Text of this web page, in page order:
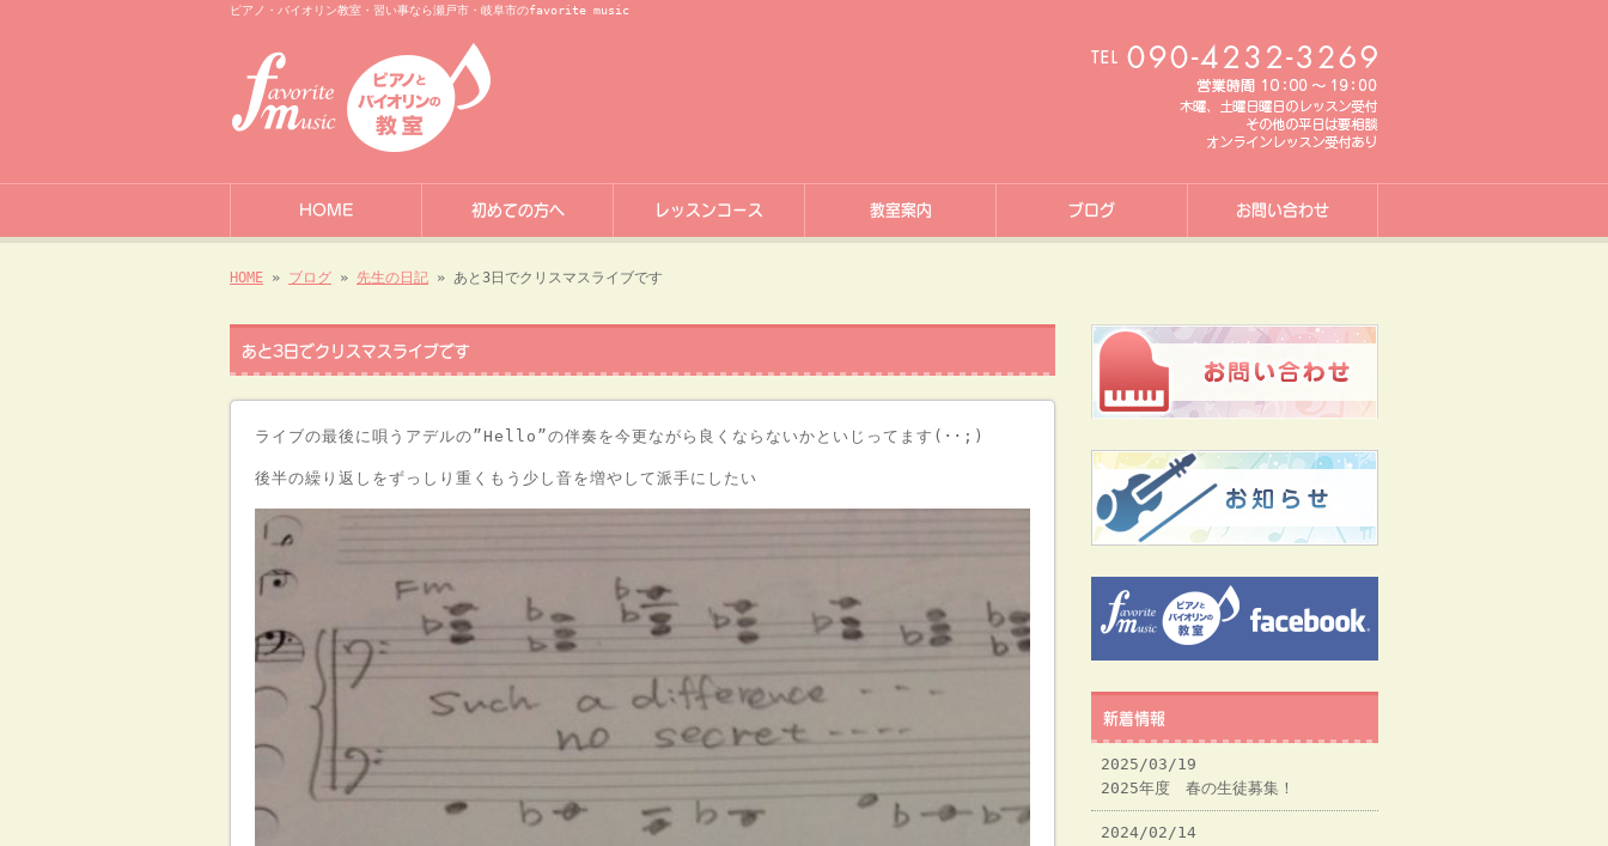
ピアノ・バイオリン教室・習い事なら瀬戸市・岐阜市のfavorite music
HOME 初めての方へ レッスンコース 教室案内 ブログ お問い合わせ
HOME » ブログ » 先生の日記 » あと3日でクリスマスライブです
あと3日でクリスマスライブです
ライブの最後に唄うアデルの”Hello”の伴奏を今更ながら良くならないかといじってます(･･;)
後半の繰り返しをずっしり重くもう少し音を増やして派手にしたい
新着情報
2025/03/19
2025年度 春の生徒募集！
2024/02/14